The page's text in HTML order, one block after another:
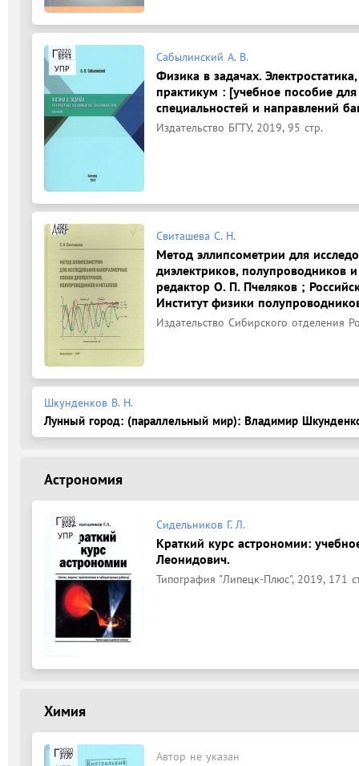
Сабылинский А. В.
Физика в задачах.
практикум : [учебное пособие
специальностей и направлений
Издательство БГТУ, 2019, 95 стр.
Свиташева С. Н.
Метод эллипсометрии для
диэлектриков, полупроводников
редактор О. П. Пчеляков ;
Институт физики
Издательство Сибирского отделения
Шкунденков В. Н.
Лунный город: (параллельный мир): Владимир
Астрономия
Сидельников Г. Л.
Краткий курс астрономии:
Леонидович.
Типография "Липецк-Плюс", 2019, 171
Химия
Автор не указан